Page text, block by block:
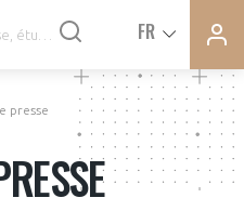
FR
presse